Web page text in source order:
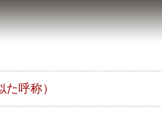
呼称）